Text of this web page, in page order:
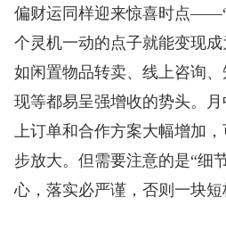
偏财运同样迎来惊喜时点
个灵机一动的点子就能变现
如闲置物品转卖、线上咨询
现等都易呈强增收的势头。
上订单和合作方案大幅增加
步放大。但需要注意的是“
心，落实必严谨，否则一块短